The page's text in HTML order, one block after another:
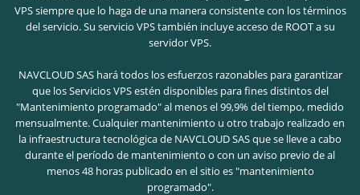
VPS siempre que lo haga de una manera consistente con los términos
del servicio. Su servicio VPS también incluye acceso de ROOT a su
servidor VPS.
NAVCLOUD SAS hará todos los esfuerzos razonables para garantizar
que los Servicios VPS estén disponibles para fines distintos del
"Mantenimiento programado" al menos el 99,9% del tiempo, medido
mensualmente. Cualquier mantenimiento u otro trabajo realizado en
la infraestructura tecnológica de NAVCLOUD SAS que se lleve a cabo
durante el período de mantenimiento o con un aviso previo de al
menos 48 horas publicado en el sitio es "mantenimiento
programado".